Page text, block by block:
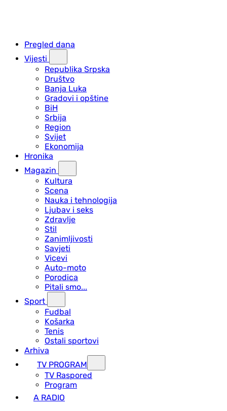
Pregled dana
Vijesti
Republika Srpska
Društvo
Banja Luka
Gradovi i opštine
BiH
Srbija
Region
Svijet
Ekonomija
Hronika
Magazin
Kultura
Scena
Nauka i tehnologija
Ljubav i seks
Zdravlje
Stil
Zanimljivosti
Savjeti
Vicevi
Auto-moto
Porodica
Pitali smo...
Sport
Fudbal
Košarka
Tenis
Ostali sportovi
Arhiva
TV PROGRAM
ТV Raspored
Program
A RADIO